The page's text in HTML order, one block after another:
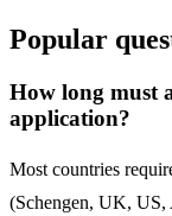
Popular
How long must
application?
Most countries
(Schengen, UK, US,